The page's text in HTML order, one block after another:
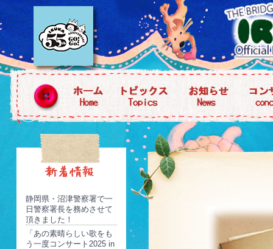
静岡県・沼津警察署で一
日警察署長を務めさせて
頂きました！
「あの素晴らしい歌をも
う一度コンサート2025 in